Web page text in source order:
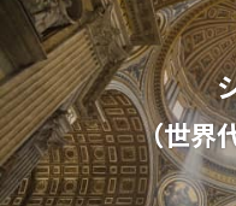
（世界